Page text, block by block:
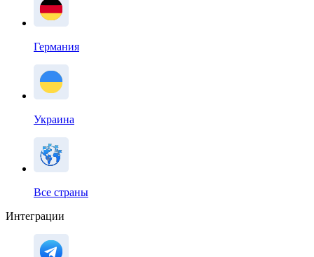
Германия
Украина
Все страны
Интеграции